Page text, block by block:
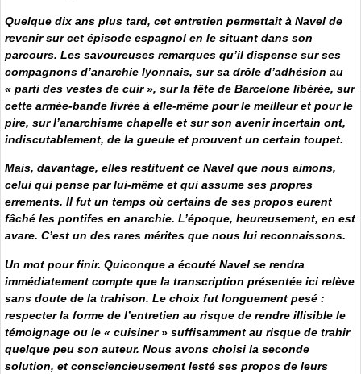
Quelque dix ans plus tard, cet entretien permettait à Navel de
revenir sur cet épisode espagnol en le situant dans son
parcours. Les savoureuses remarques qu’il dispense sur ses
compagnons d’anarchie lyonnais, sur sa drôle d’adhésion au
« parti des vestes de cuir », sur la fête de Barcelone libérée, sur
cette armée-bande livrée à elle-même pour le meilleur et pour le
pire, sur l’anarchisme chapelle et sur son avenir incertain ont,
indiscutablement, de la gueule et prouvent un certain toupet.
Mais, davantage, elles restituent ce Navel que nous aimons,
celui qui pense par lui-même et qui assume ses propres
errements. Il fut un temps où certains de ses propos eurent
fâché les pontifes en anarchie. L’époque, heureusement, en est
avare. C’est un des rares mérites que nous lui reconnaissons.
Un mot pour finir. Quiconque a écouté Navel se rendra
immédiatement compte que la transcription présentée ici relève
sans doute de la trahison. Le choix fut longuement pesé :
respecter la forme de l’entretien au risque de rendre illisible le
témoignage ou le « cuisiner » suffisamment au risque de trahir
quelque peu son auteur. Nous avons choisi la seconde
solution, et consciencieusement lesté ses propos de leurs